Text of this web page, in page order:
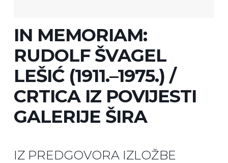
IN MEMORIAM:
RUDOLF ŠVAGEL
LEŠIĆ (1911.–1975.) /
CRTICA IZ POVIJESTI
GALERIJE ŠIRA
IZ PREDGOVORA IZLOŽBE